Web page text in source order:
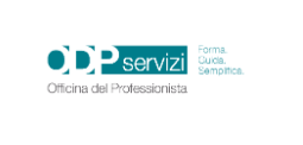
contenuto